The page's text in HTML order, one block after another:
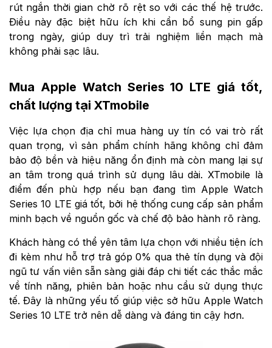
rút ngắn thời gian chờ rõ rệt so với các thế hệ trước.
Điều này đặc biệt hữu ích khi cần bổ sung pin gấp
trong ngày, giúp duy trì trải nghiệm liền mạch mà
không phải sạc lâu.
Mua Apple Watch Series 10 LTE giá tốt,
chất lượng tại XTmobile
Việc lựa chọn địa chỉ mua hàng uy tín có vai trò rất
quan trọng, vì sản phẩm chính hãng không chỉ đảm
bảo độ bền và hiệu năng ổn định mà còn mang lại sự
an tâm trong quá trình sử dụng lâu dài. XTmobile là
điểm đến phù hợp nếu bạn đang tìm Apple Watch
Series 10 LTE giá tốt, bởi hệ thống cung cấp sản phẩm
minh bạch về nguồn gốc và chế độ bảo hành rõ ràng.
Khách hàng có thể yên tâm lựa chọn với nhiều tiện ích
đi kèm như hỗ trợ trả góp 0% qua thẻ tín dụng và đội
ngũ tư vấn viên sẵn sàng giải đáp chi tiết các thắc mắc
về tính năng, phiên bản hoặc nhu cầu sử dụng thực
tế. Đây là những yếu tố giúp việc sở hữu Apple Watch
Series 10 LTE trở nên dễ dàng và đáng tin cậy hơn.